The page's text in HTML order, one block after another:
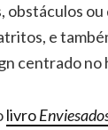
obstáculos ou
e
centrado no
livro